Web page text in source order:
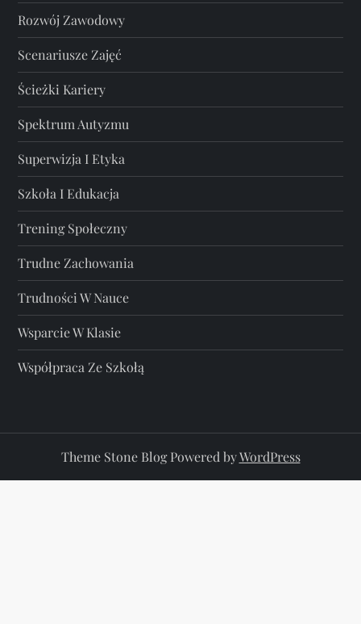
Rozwój Zawodowy
Scenariusze Zajęć
Ścieżki Kariery
Spektrum Autyzmu
Superwizja I Etyka
Szkoła I Edukacja
Trening Społeczny
Trudne Zachowania
Trudności W Nauce
Wsparcie W Klasie
Współpraca Ze Szkołą
Theme Stone Blog Powered byWordPress